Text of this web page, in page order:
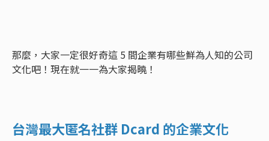
那麼，大家一定很好奇這 5 間企業有哪些鮮為人知的公司
文化吧！現在就一一為大家揭曉！
台灣最大匿名社群 Dcard 的企業文化